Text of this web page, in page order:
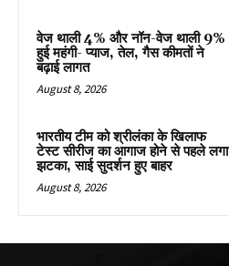
वेज थाली 4% और नॉन-वेज थाली 9%
हुई महंगी- प्याज, तेल, गैस कीमतों ने
बढ़ाई लागत
August 8, 2026
भारतीय टीम को श्रीलंका के खिलाफ
टेस्ट सीरीज का आगाज होने से पहले लगा
झटका, साई सुदर्शन हुए बाहर
August 8, 2026